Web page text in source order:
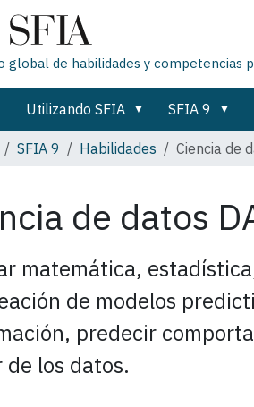
global de habilidades y competencias
Utilizando SFIA SFIA 9
SFIA 9 Habilidades Ciencia de
de datos
matemática,
de modelos
predecir
los datos.